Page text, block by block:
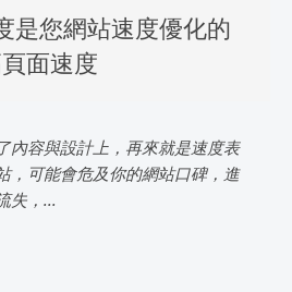
是您網站速度優化的
面速度
內容與設計上，再來就是速度表
，可能會危及你的網站口碑，進
失，...